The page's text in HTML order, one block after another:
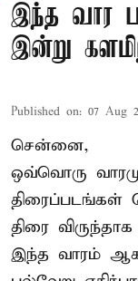
இந்த வார
இன்று
Published on: 07 Aug
சென்னை,
ஒவ்வொரு
திரைப்படங்கள்
திரை
இந்த வாரம்